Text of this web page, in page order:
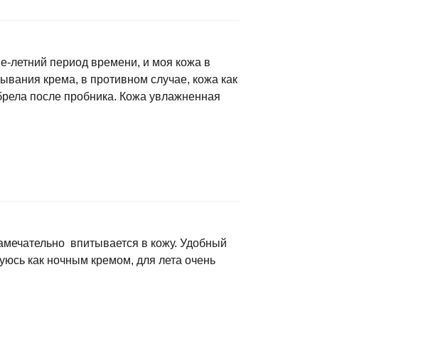
летний период времени, и моя кожа в
крема, в противном случае, кожа как
после пробника. Кожа увлажненная
впитывается в кожу. Удобный
как ночным кремом, для лета очень